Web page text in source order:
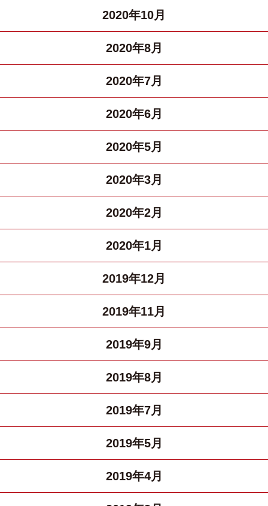
2020年10月
2020年8月
2020年7月
2020年6月
2020年5月
2020年3月
2020年2月
2020年1月
2019年12月
2019年11月
2019年9月
2019年8月
2019年7月
2019年5月
2019年4月